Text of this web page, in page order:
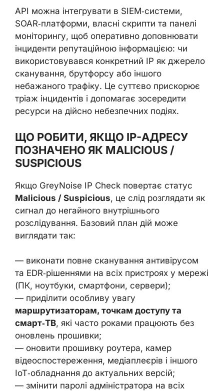
API можна інтегрувати в SIEM‑системи,
SOAR‑платформи, власні скрипти та панелі
моніторингу, щоб оперативно доповнювати
інциденти репутаційною інформацією: чи
використовувався конкретний IP як джерело
сканування, брутфорсу або іншого
небажаного трафіку. Це суттєво прискорює
тріаж інцидентів і допомагає зосередити
ресурси на дійсно небезпечних подіях.
ЩО РОБИТИ, ЯКЩО IP-АДРЕСУ
ПОЗНАЧЕНО ЯК MALICIOUS /
SUSPICIOUS
Якщо GreyNoise IP Check повертає статус
Malicious / Suspicious, це слід розглядати як
сигнал до негайного внутрішнього
розслідування. Базовий план дій може
виглядати так:
— виконати повне сканування антивірусом
та EDR‑рішеннями на всіх пристроях у мережі
(ПК, ноутбуки, смартфони, сервери);
— приділити особливу увагу
маршрутизаторам, точкам доступу та
смарт‑ТВ, які часто роками працюють без
оновлень прошивки;
— оновити прошивку роутера, камер
відеоспостереження, медіаплеєрів і іншого
IoT‑обладнання до актуальних версій;
— змінити паролі адміністратора на всіх